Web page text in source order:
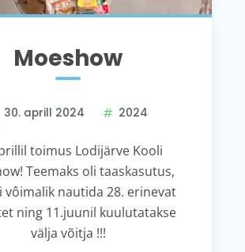
Moeshow
30. aprill 2024 2024
toimus Lodijärve Kooli
Teemaks oli taaskasutus,
vôimalik nautida 28. erinevat
ning 11.juunil kuulutatakse
välja võitja !!!